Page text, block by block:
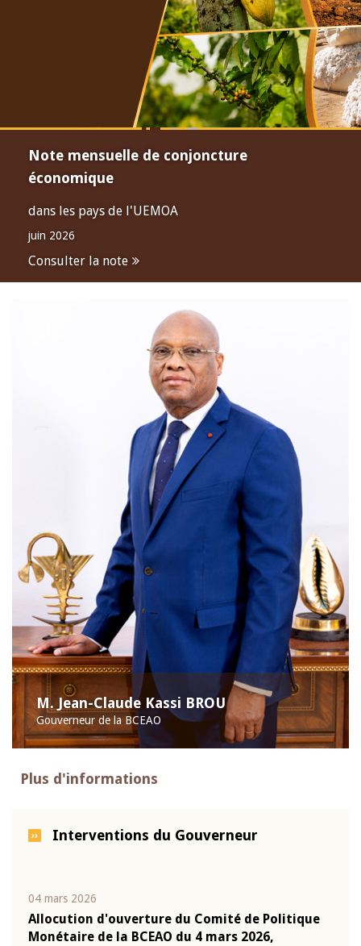
Note mensuelle de conjoncture
économique
dans les pays de l'UEMOA
juin 2026
Consulter la note
M. Jean-Claude Kassi BROU
Gouverneur de la BCEAO
Plus d'informations
Interventions du Gouverneur
04 mars 2026
Allocution d'ouverture du Comité de Politique
Monétaire de la BCEAO du 4 mars 2026,